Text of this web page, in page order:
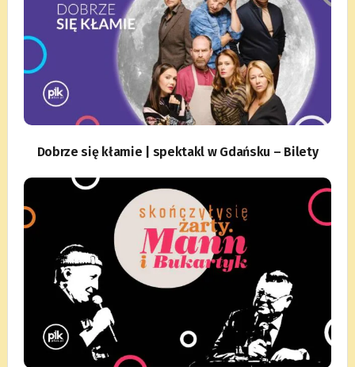
Dobrze się kłamie | spektakl w Gdańsku – Bilety